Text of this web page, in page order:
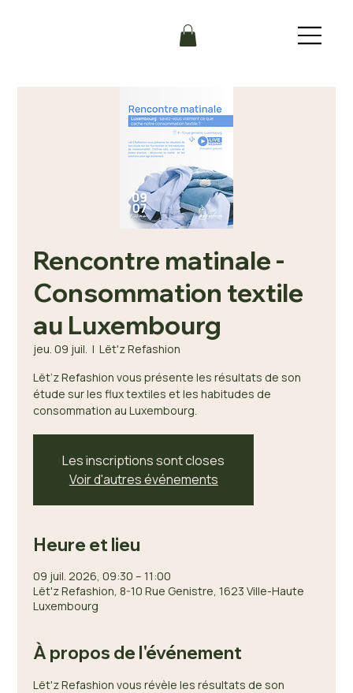
Rencontre matinale -
Consommation textile
au Luxembourg
jeu. 09 juil.
  |
Lët'z Refashion
Lët’z Refashion vous présente les résultats de son
étude sur les flux textiles et les habitudes de
consommation au Luxembourg.
Les inscriptions sont closes
Voir d'autres événements
Heure et lieu
09 juil. 2026, 09:30 – 11:00
Lët'z Refashion, 8-10 Rue Genistre, 1623 Ville-Haute
Luxembourg
À propos de l'événement
Lët'z Refashion vous révèle les résultats de son